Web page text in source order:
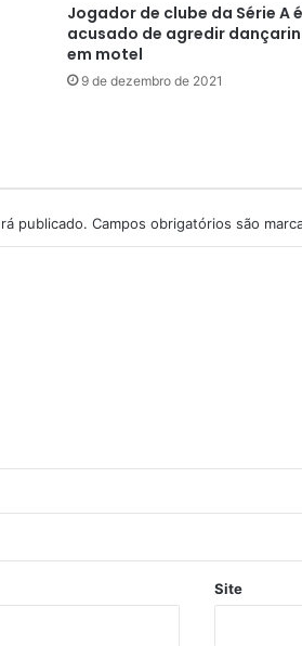
Jogador de clube da Série A é
acusado de agredir
em motel
9 de dezembro de 2021
publicado. Campos obrigatórios são
Site